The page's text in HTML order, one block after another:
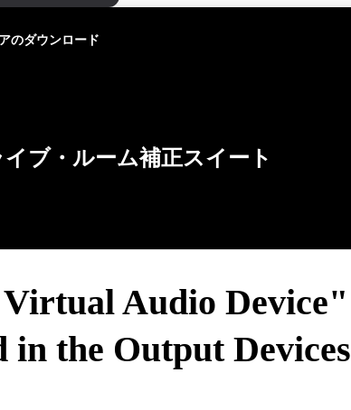
のダウンロード
ブ・ルーム補正スイート
Audio Device"
in the Output Devices